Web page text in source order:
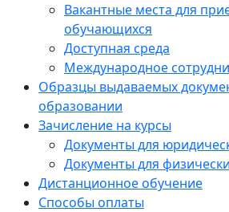
Вакантные места для
обучающихся
Доступная среда
Международное
Образцы выдаваемых
образовании
Зачисление на курсы
Документы для
Документы для
Дистанционное обучение
Способы оплаты